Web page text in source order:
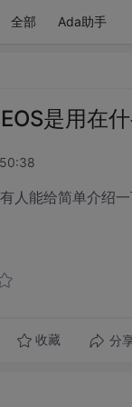
全部 Ada助手
是用在
人能给简单介绍
收藏 分